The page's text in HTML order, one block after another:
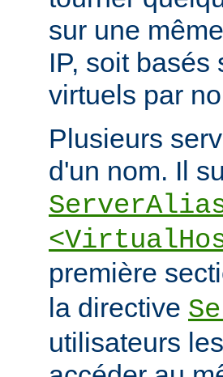
sur une
IP, soit
virtuels par
Plusieurs
d'un nom. Il
première
la directive
utilisateurs